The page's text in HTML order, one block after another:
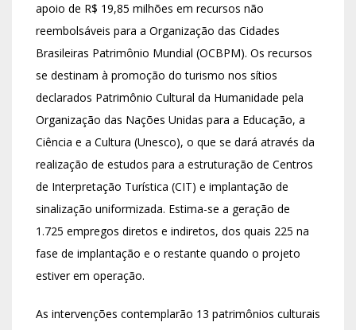
apoio de R$ 19,85 milhões em recursos não
reembolsáveis para a Organização das Cidades
Brasileiras Patrimônio Mundial (OCBPM). Os recursos
se destinam à promoção do turismo nos sítios
declarados Patrimônio Cultural da Humanidade pela
Organização das Nações Unidas para a Educação, a
Ciência e a Cultura (Unesco), o que se dará através da
realização de estudos para a estruturação de Centros
de Interpretação Turística (CIT) e implantação de
sinalização uniformizada. Estima-se a geração de
1.725 empregos diretos e indiretos, dos quais 225 na
fase de implantação e o restante quando o projeto
estiver em operação.
As intervenções contemplarão 13 patrimônios culturais